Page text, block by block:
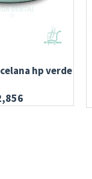
hp verde